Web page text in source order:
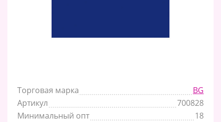
Торговая марка
BG
Артикул
700828
Минимальный опт
18